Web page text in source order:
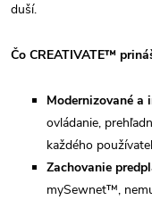
duší.
Čo CREATIVATE™
Modernizované a
ovládanie,
každého
Zachovanie
mySewnet™,